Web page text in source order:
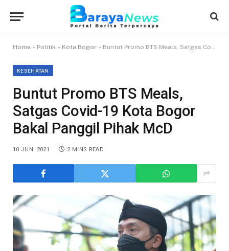
Home » Politik » Kota Bogor » Buntut Promo BTS Meals, Satgas Covid-19 Kota Bogor Bakal Panggil Pihak McD
KESEHATAN
Buntut Promo BTS Meals,
Satgas Covid-19 Kota Bogor
Bakal Panggil Pihak McD
10 JUNI 2021 2 MINS READ